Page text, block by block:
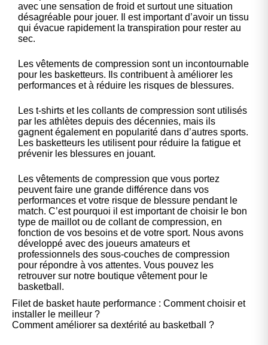
avec une sensation de froid et surtout une situation
désagréable pour jouer. Il est important d’avoir un tissu
qui évacue rapidement la transpiration pour rester au
sec.
Les vêtements de compression sont un incontournable
pour les basketteurs. Ils contribuent à améliorer les
performances et à réduire les risques de blessures.
Les t-shirts et les collants de compression sont utilisés
par les athlètes depuis des décennies, mais ils
gagnent également en popularité dans d’autres sports.
Les basketteurs les utilisent pour réduire la fatigue et
prévenir les blessures en jouant.
Les vêtements de compression que vous portez
peuvent faire une grande différence dans vos
performances et votre risque de blessure pendant le
match. C’est pourquoi il est important de choisir le bon
type de maillot ou de collant de compression, en
fonction de vos besoins et de votre sport. Nous avons
développé avec des joueurs amateurs et
professionnels des sous-couches de compression
pour répondre à vos attentes. Vous pouvez les
retrouver sur notre boutique vêtement pour le
basketball.
Filet de basket haute performance : Comment choisir et
installer le meilleur ?
Comment améliorer sa dextérité au basketball ?